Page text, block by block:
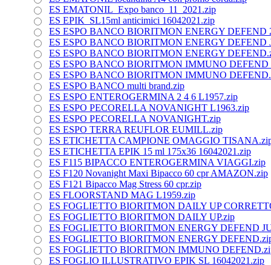
ES EMATONIL_Expo banco_11_2021.zip
ES EPIK_SL15ml anticimici 16042021.zip
ES ESPO BANCO BIORITMON ENERGY DEFEND
ES ESPO BANCO BIORITMON ENERGY DEFEND
ES ESPO BANCO BIORITMON ENERGY
ES ESPO BANCO BIORITMON IMMUNO DEFEND
ES ESPO BANCO BIORITMON IMMUNO
ES ESPO BANCO multi brand.zip
ES ESPO ENTEROGERMINA 2 4 6 L1957.zip
ES ESPO PECORELLA NOVANIGHT L1963.zip
ES ESPO PECORELLA NOVANIGHT.zip
ES ESPO TERRA REUFLOR EUMILL.zip
ES ETICHETTA CAMPIONE OMAGGIO
ES ETICHETTA EPIK 15 ml 175x36 16042021.zip
ES F115 BIPACCO ENTEROGERMINA VIAGGI.zip
ES F120 Novanight Maxi Bipacco 60 cpr AMAZON.zip
ES F121 Bipacco Mag Stress 60 cpr.zip
ES FLOORSTAND MAG L1959.zip
ES FOGLIETTO BIORITMON DAILY UP
ES FOGLIETTO BIORITMON DAILY UP.zip
ES FOGLIETTO BIORITMON ENERGY DEFEND
ES FOGLIETTO BIORITMON ENERGY
ES FOGLIETTO BIORITMON IMMUNO
ES FOGLIO ILLUSTRATIVO EPIK SL 16042021.zip